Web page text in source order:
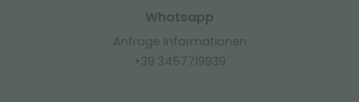
Whatsapp
Anfrage Informationen
+39 3457719939